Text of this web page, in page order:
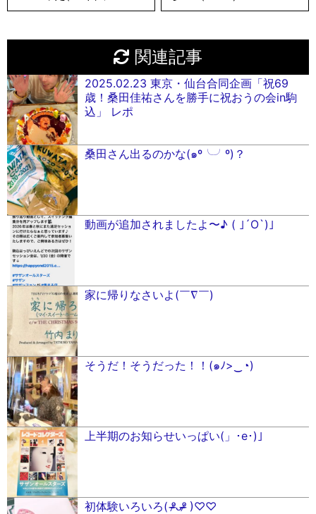
関連記事
2025.02.23 東京・仙台合同企画「祝69
歳！桑田佳祐さんを勝手に祝おうの会in駒
込」 レポ
桑田さん出るのかな(๑º╰╯º)？
動画が追加されましたよ〜♪ ( ｣´O`)｣
家に帰りなさいよ(￣∇￣)
そうだ！そうだった！！(๑ﾉ>‿◔)
上半期のお知らせいっぱい(」･e･)」
初体験いろいろ( ᵒ̴̵̶̷ᴗᵒ̴̵̶̷ )♡♡